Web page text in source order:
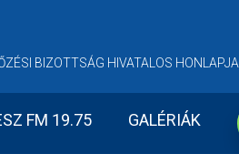
BIZOTTSÁG HIVATALOS HONLAPJA
FM 19.75 GALÉRIÁK